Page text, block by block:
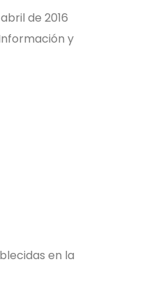
de 2016
y
en la